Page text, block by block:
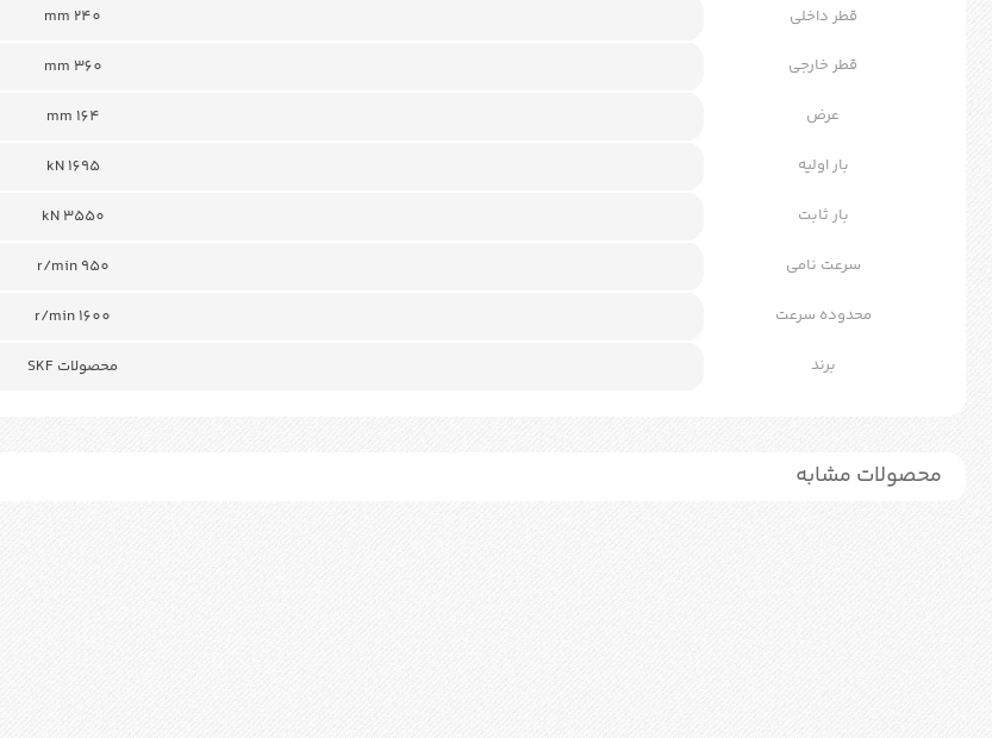
قطر داخلی 240 mm
قطر خارجی 360 mm
عرض 164 mm
بار اولیه 1695 kN
بار ثابت kN 3550
سرعت نامی 950 r/min
محدوده سرعت r/min 1600
برند محصولات SKF
محصولات مشابه